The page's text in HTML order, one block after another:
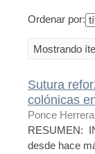
Ordenar por:
Mostrando
Sutura
colónicas
Ponce
RESUMEN:
desde hace